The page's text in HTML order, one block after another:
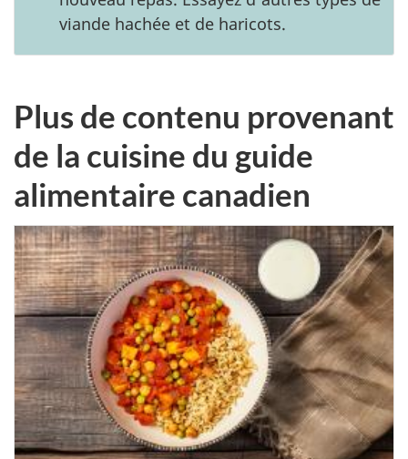
viande hachée et de haricots.
Plus de contenu provenant
de la cuisine du guide
alimentaire canadien